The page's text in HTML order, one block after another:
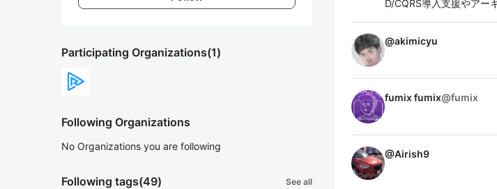
Participating Organizations(1)
Following Organizations
No Organizations you are following
Following tags(49) See all
D/CQRS導入支援やアー
@akimicyu
fumix fumix@fumix
@Airish9